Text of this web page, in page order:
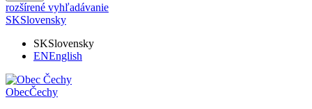
rozšírené vyhľadávanie
SKSlovensky
SKSlovensky
ENEnglish
ObecČechy